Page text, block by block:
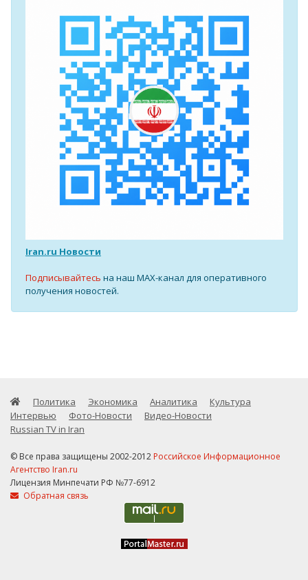
Iran.ru Новости
Подписывайтесь на наш MAX-канал для оперативного
получения новостей.
Политика Экономика Аналитика
Культура
Интервью
Фото-Новости
Видео-Новости
Russian TV in Iran
© Все права защищены 2002-2012 Российское Информационное
Агентство Iran.ru
Лицензия Минпечати РФ №77-6912
Обратная связь